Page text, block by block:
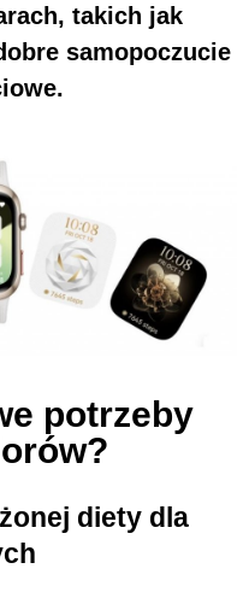
takich jak
samopoczucie
potrzeby
diety dla